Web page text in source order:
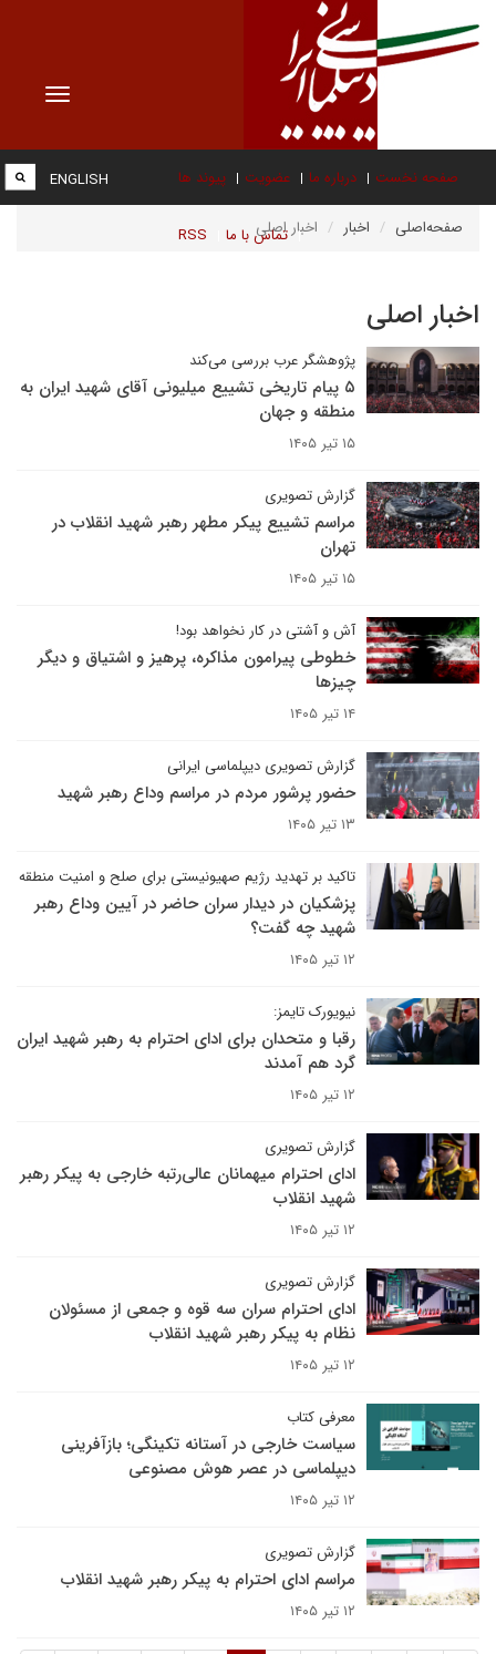
Toggle
صفحه نخست درباره ما عضویت پیوند ها
تماس با ما RSS
ENGLISH
صفحه‌اصلی اخبار اخبار اصلی
اخبار اصلی
پژوهشگر عرب بررسی می‌کند
۵ پیام تاریخی تشییع میلیونی آقای شهید ایران به
منطقه و جهان
۱۵ تیر ۱۴۰۵
گزارش تصویری
مراسم تشییع پیکر مطهر رهبر شهید انقلاب در
تهران
۱۵ تیر ۱۴۰۵
آش و آشتی در کار نخواهد بود!
خطوطی پیرامون مذاکره، پرهیز و اشتیاق و دیگر
چیزها
۱۴ تیر ۱۴۰۵
گزارش تصویری دیپلماسی ایرانی
حضور پرشور مردم در مراسم وداع رهبر شهید
۱۳ تیر ۱۴۰۵
تاکید بر تهدید رژیم صهیونیستی برای صلح و امنیت منطقه
پزشکیان در دیدار سران حاضر در آیین وداع رهبر
شهید چه گفت؟
۱۲ تیر ۱۴۰۵
نیویورک تایمز:
رقبا و متحدان برای ادای احترام به رهبر شهید ایران
گرد هم آمدند
۱۲ تیر ۱۴۰۵
گزارش تصویری
ادای احترام میهمانان عالی‌رتبه خارجی به پیکر رهبر
شهید انقلاب
۱۲ تیر ۱۴۰۵
گزارش تصویری
ادای احترام سران سه قوه و جمعی از مسئولان
نظام به پیکر رهبر شهید انقلاب
۱۲ تیر ۱۴۰۵
معرفی کتاب
سیاست خارجی در آستانه تکینگی؛ بازآفرینی
دیپلماسی در عصر هوش مصنوعی
۱۲ تیر ۱۴۰۵
گزارش تصویری
مراسم ادای احترام به پیکر رهبر شهید انقلاب
۱۲ تیر ۱۴۰۵